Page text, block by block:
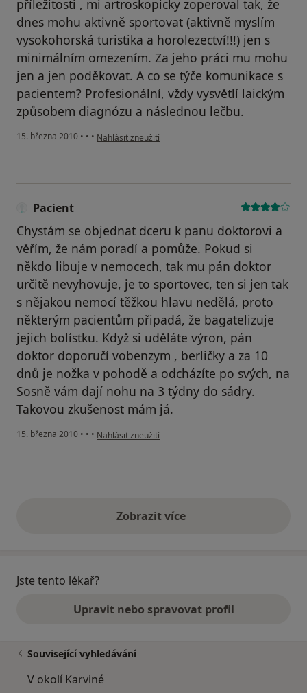
příležitosti , mi artroskopicky zoperoval tak, že
dnes mohu aktivně sportovat (aktivně myslím
vysokohorská turistika a horolezectví!!!) jen s
minimálním omezením. Za jeho práci mu mohu
jen a jen poděkovat. A co se týče komunikace s
pacientem? Profesionální, vždy vysvětlí laickým
způsobem diagnózu a následnou lečbu.
15. března 2010 • • • podle názoru uživatele Pacient
Nahlásit zneužití
Pacient
Chystám se objednat dceru k panu doktorovi a
věřím, že nám poradí a pomůže. Pokud si
někdo libuje v nemocech, tak mu pán doktor
určitě nevyhovuje, je to sportovec, ten si jen tak
s nějakou nemocí těžkou hlavu nedělá, proto
některým pacientům připadá, že bagatelizuje
jejich bolístku. Když si uděláte výron, pán
doktor doporučí vobenzym , berličky a za 10
dnů je nožka v pohodě a odcházíte po svých, na
Sosně vám dají nohu na 3 týdny do sádry.
Takovou zkušenost mám já.
15. března 2010 • • • podle názoru uživatele Pacient
Nahlásit zneužití
Zobrazit vícevýše uvedené názory
Jste tento lékař?
Upravit nebo spravovat profil
Související vyhledávání
V okolí Karviné